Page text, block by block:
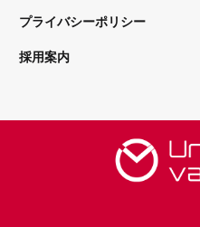
プライバシーポリシー
採用案内